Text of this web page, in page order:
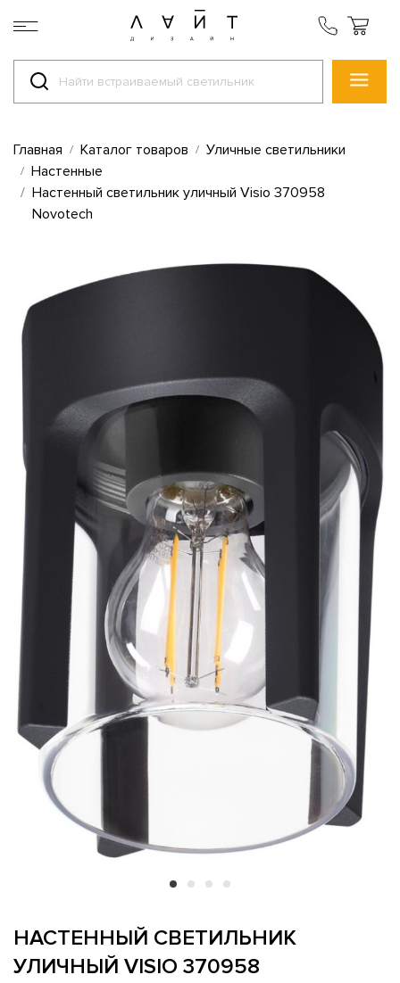
Главная Каталог товаров
Уличные светильники
Настенные
Настенный светильник уличный Visio 370958
Novotech
НАСТЕННЫЙ СВЕТИЛЬНИК
УЛИЧНЫЙ VISIO 370958